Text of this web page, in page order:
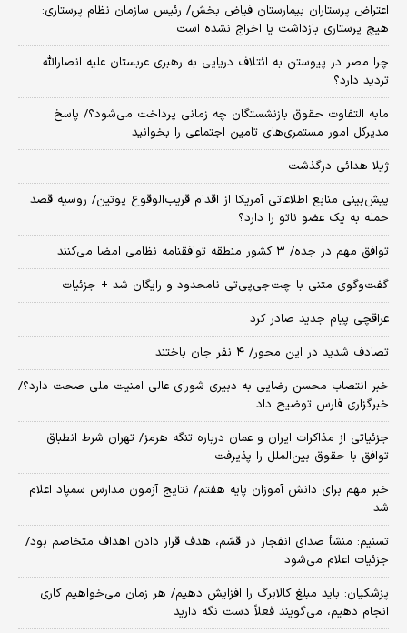
اعتراض پرستاران بیمارستان فیاض بخش/ رئیس سازمان نظام پرستاری:
هیچ پرستاری بازداشت یا اخراج نشده است
چرا مصر در پیوستن به ائتلاف دریایی به رهبری عربستان علیه انصارالله
تردید دارد؟
مابه التفاوت حقوق بازنشستگان چه زمانی پرداخت می‌شود؟/ پاسخ
مدیرکل امور مستمری‌های تامین اجتماعی را بخوانید
ژیلا هدائی درگذشت
پیش‌بینی منابع اطلاعاتی آمریکا از اقدام قریب‌الوقوع پوتین/ روسیه قصد
حمله به یک عضو ناتو را دارد؟
توافق مهم در جده/ ۳ کشور منطقه توافقنامه نظامی امضا می‌کنند
گفت‌وگوی متنی با چت‌جی‌پی‌تی نامحدود و رایگان شد + جزئیات
عراقچی پیام جدید صادر کرد
تصادف شدید در این محور/ ۴ نفر جان باختند
خبر انتصاب محسن رضایی به دبیری شورای عالی امنیت ملی صحت دارد؟/
خبرگزاری فارس توضیح داد
جزئیاتی از مذاکرات ایران و عمان درباره تنگه هرمز/ تهران شرط انطباق
توافق با حقوق بین‌الملل را پذیرفت
خبر مهم برای دانش آموزان پایه هفتم/ نتایج آزمون مدارس سمپاد اعلام
شد
تسنیم: منشأ صدای انفجار در قشم، هدف قرار دادن اهداف متخاصم بود/
جزئیات اعلام می‌شود
پزشکیان: باید مبلغ کالابرگ را افزایش دهیم/ هر زمان می‌خواهیم کاری
انجام دهیم، می‌گویند فعلاً دست نگه دارید